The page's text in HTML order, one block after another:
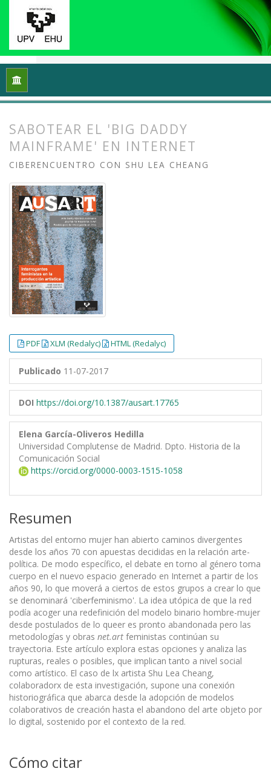
Inicio
SABOTEAR EL 'BIG DADDY
MAINFRAME' EN INTERNET
CIBERENCUENTRO CON SHU LEA CHEANG
PDF XLM (Redalyc) HTML (Redalyc)
Publicado 11-07-2017
DOI https://doi.org/10.1387/ausart.17765
Elena García-Oliveros Hedilla
Universidad Complutense de Madrid. Dpto. Historia de la
Comunicación Social
https://orcid.org/0000-0003-1515-1058
Resumen
Artistas del entorno mujer han abierto caminos divergentes
desde los años 70 con apuestas decididas en la relación arte-
política. De modo específico, el debate en torno al género toma
cuerpo en el nuevo espacio generado en Internet a partir de los
años 90, lo que moverá a ciertos de estos grupos a crear lo que
se denominará 'ciberfeminismo'. La idea utópica de que la red
podía acoger una redefinición del modelo binario hombre-mujer
desde postulados de lo queer es pronto abandonada pero las
metodologías y obras net.art feministas continúan su
trayectoria. Este artículo explora estas opciones y analiza las
rupturas, reales o posibles, que implican tanto a nivel social
como artístico. El caso de lx artista Shu Lea Cheang,
colaboradorx de esta investigación, supone una conexión
historiográfica que abarca desde la adopción de modelos
colaborativos de creación hasta el abandono del arte objeto por
lo digital, sostenido por el contexto de la red.
Cómo citar